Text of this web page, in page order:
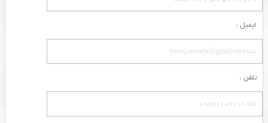
ایمیل :
تلفن :